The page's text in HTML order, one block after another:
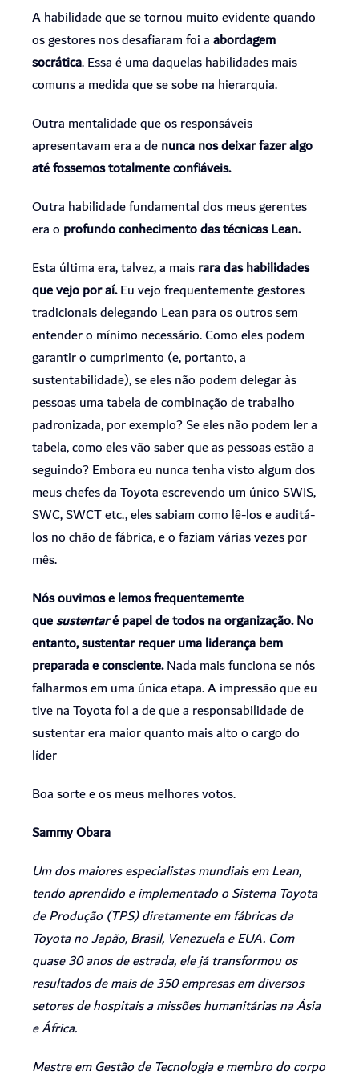
A habilidade que se tornou muito evidente quando
os gestores nos desafiaram foi aabordagem
socrática. Essa é uma daquelas habilidades mais
comuns a medida que se sobe na hierarquia.
Outra mentalidade que os responsáveis
apresentavam era a denunca nos deixar fazer algo
até fossemos totalmente confiáveis.
Outra habilidade fundamental dos meus gerentes
era o profundo conhecimento das técnicas Lean.
Esta última era, talvez, a maisrara das habilidades
que vejo por aí.Eu vejo frequentemente gestores
tradicionais delegando Lean para os outros sem
entender o mínimo necessário. Como eles podem
garantir o cumprimento (e, portanto, a
sustentabilidade), se eles não podem delegar às
pessoas uma tabela de combinação de trabalho
padronizada, por exemplo? Se eles não podem ler a
tabela, como eles vão saber que as pessoas estão a
seguindo? Embora eu nunca tenha visto algum dos
meus chefes da Toyota escrevendo um único SWIS,
SWC, SWCT etc., eles sabiam como lê-los e auditá-
los no chão de fábrica, e o faziam várias vezes por
mês.
Nós ouvimos e lemos frequentemente
quesustentaré papel de todos na organização. No
entanto, sustentar requer uma liderança bem
preparada e consciente.Nada mais funciona se nós
falharmos em uma única etapa. A impressão que eu
tive na Toyota foi a de que a responsabilidade de
sustentar era maior quanto mais alto o cargo do
líder
Boa sorte e os meus melhores votos.
Sammy Obara
Um dos maiores especialistas mundiais em Lean,
tendo aprendido e implementado o Sistema Toyota
de Produção (TPS) diretamente em fábricas da
Toyota no Japão, Brasil, Venezuela e EUA. Com
quase 30 anos de estrada, ele já transformou os
resultados de mais de 350 empresas em diversos
setores de hospitais a missões humanitárias na Ásia
e África.
Mestre em Gestão de Tecnologia e membro do corpo